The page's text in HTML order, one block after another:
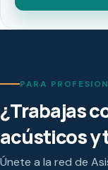
PARA
¿Trabajas
acústicos y
Únete a la red de